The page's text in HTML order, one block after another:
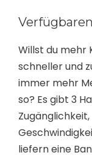
Willst du mehr
schneller und
immer mehr
so? Es gibt 3
liefern eine